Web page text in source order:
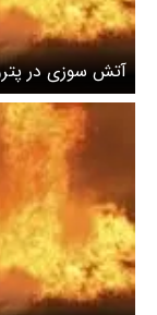
آتش سوزی در